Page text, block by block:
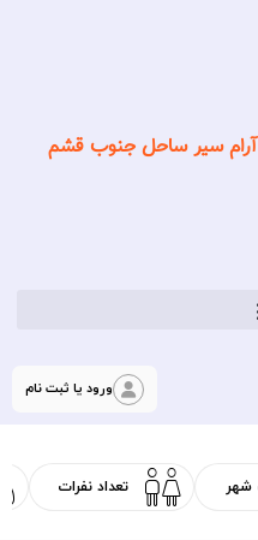
آرام سیر ساحل جنوب قشم
ورود یا ثبت نام